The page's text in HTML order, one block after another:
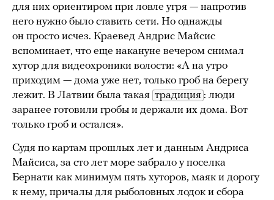
для них ориентиром при ловле угря — напротив
него нужно было ставить сети. Но однажды
он просто исчез. Краевед Андрис Майсис
вспоминает, что еще накануне вечером снимал
хутор для видеохроники волости: «А на утро
приходим — дома уже нет, только гроб на берегу
лежит. В Латвии была такая традиция : люди
заранее готовили гробы и держали их дома. Вот
только гроб и остался».
Судя по картам прошлых лет и данным Андриса
Майсиса, за сто лет море забрало у поселка
Бернати как минимум пять хуторов, маяк и дорогу
к нему, причалы для рыболовных лодок и сбора